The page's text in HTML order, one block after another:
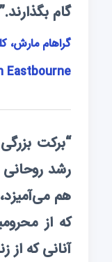
گام بگذارند.”
گراهام مارش،
Eastbourne
“برکت
رشد روحانی
هم
که از
آنانی که از